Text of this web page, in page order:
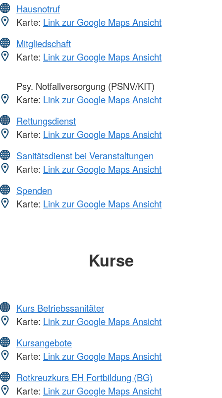
Hausnotruf
Karte: Link zur Google Maps Ansicht
Mitgliedschaft
Karte: Link zur Google Maps Ansicht
Psy. Notfallversorgung (PSNV/KIT)
Karte: Link zur Google Maps Ansicht
Rettungsdienst
Karte: Link zur Google Maps Ansicht
Sanitätsdienst bei Veranstaltungen
Karte: Link zur Google Maps Ansicht
Spenden
Karte: Link zur Google Maps Ansicht
Kurse
Kurs Betriebssanitäter
Karte: Link zur Google Maps Ansicht
Kursangebote
Karte: Link zur Google Maps Ansicht
Rotkreuzkurs EH Fortbildung (BG)
Karte: Link zur Google Maps Ansicht